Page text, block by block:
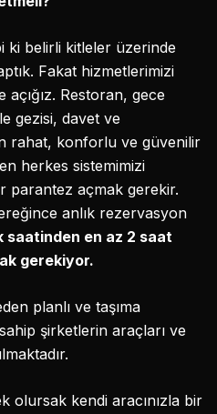
ki belirli kitleler üzerinde
Fakat hizmetlerimizi
Restoran, gece
gezisi, davet ve
rahat, konforlu ve güvenilir
herkes sistemimizi
parantez açmak gerekir.
anlık rezervasyon
saatinden en az 2 saat
gerekiyor.
planlı ve taşıma
şirketlerin araçları ve
olursak kendi aracınızla bir